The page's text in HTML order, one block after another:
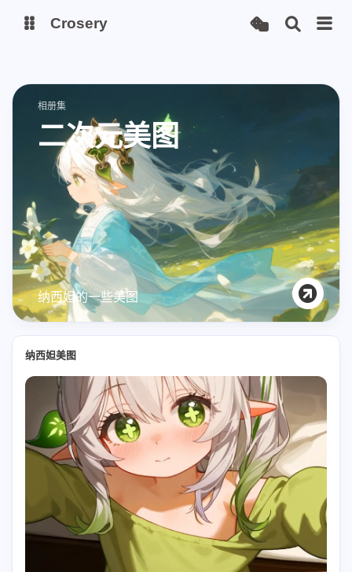
Crosery
相册集
二次元美图
纳西妲的一些美图
纳西妲美图